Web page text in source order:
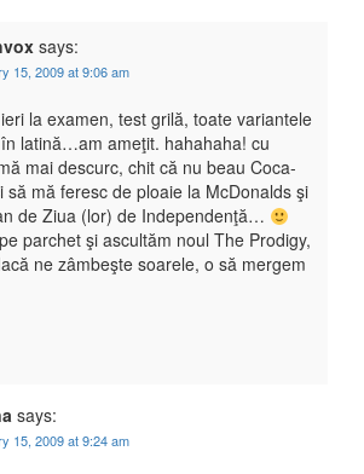
says:
15, 2009 at 9:06 am
la examen, test grilă, toate variantele
latină…am ameţit. hahahaha! cu
mai descurc, chit că nu beau Coca-
să mă feresc de ploaie la McDonalds şi
de Ziua (lor) de Independenţă…
parchet şi ascultăm noul The Prodigy,
ne zâmbeşte soarele, o să mergem
says:
15, 2009 at 9:24 am